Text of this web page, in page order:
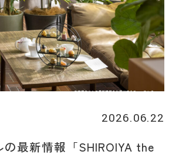
2026.06.22
最新情報「SHIROIYA the